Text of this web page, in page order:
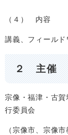
（４） 内容
講義、フィール
２ 主催
宗像・福津・古
行委員会
（宗像市、宗像